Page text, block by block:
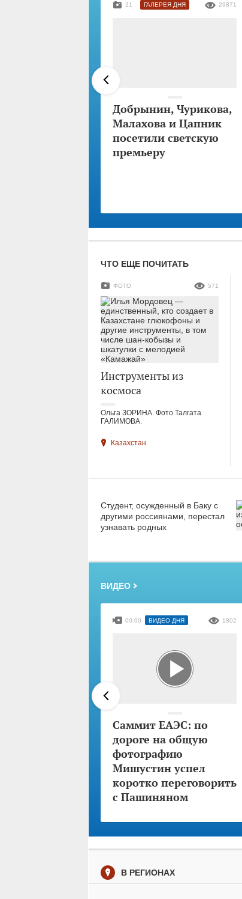
Добрынин, Чурикова,
Малахова и Цапник
посетили светскую
премьеру
21 ГАЛЕРЕЯ ДНЯ 29871
ЧТО ЕЩЕ ПОЧИТАТЬ
Инструменты из
космоса
ФОТО 571
Ольга ЗОРИНА. Фото Талгата
ГАЛИМОВА.
Казахстан
Студент, осужденный в Баку с
другими россиянами, перестал
узнавать родных
ВИДЕО
Саммит ЕАЭС: по
дороге на общую
фотографию
Мишустин успел
коротко переговорить
с Пашиняном
00:00 ВИДЕО ДНЯ 1802
В РЕГИОНАХ